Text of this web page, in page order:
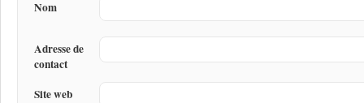
Nom
Adresse de
contact
Site web